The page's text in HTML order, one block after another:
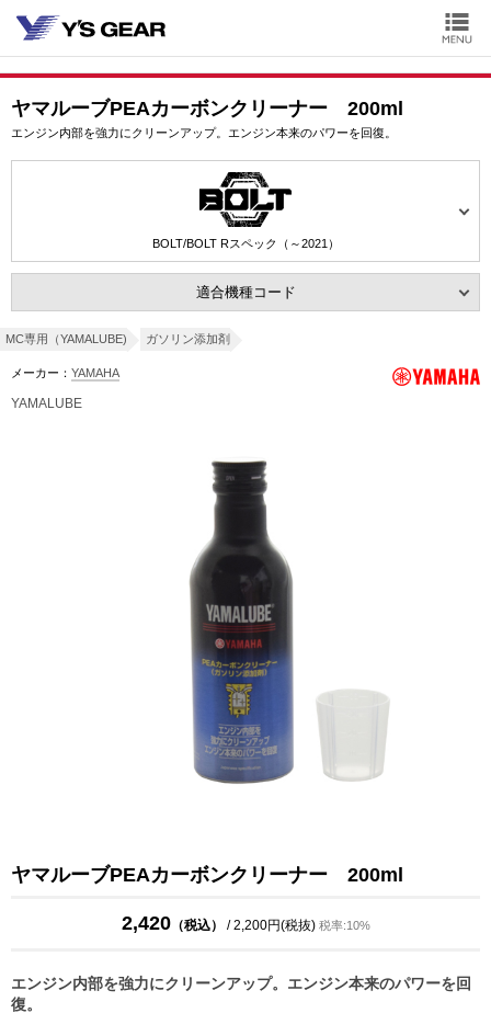
ヤマルーブPEAカーボンクリーナー 200ml
エンジン内部を強力にクリーンアップ。エンジン本来のパワーを回復。
BOLT/BOLT Rスペック（～2021）
適合機種コード
MC専用（YAMALUBE) ガソリン添加剤
メーカー： YAMAHA
YAMALUBE
ヤマルーブPEAカーボンクリーナー 200ml
2,420（税込） / 2,200円(税抜) 税率:10%
エンジン内部を強力にクリーンアップ。エンジン本来のパワーを回
復。